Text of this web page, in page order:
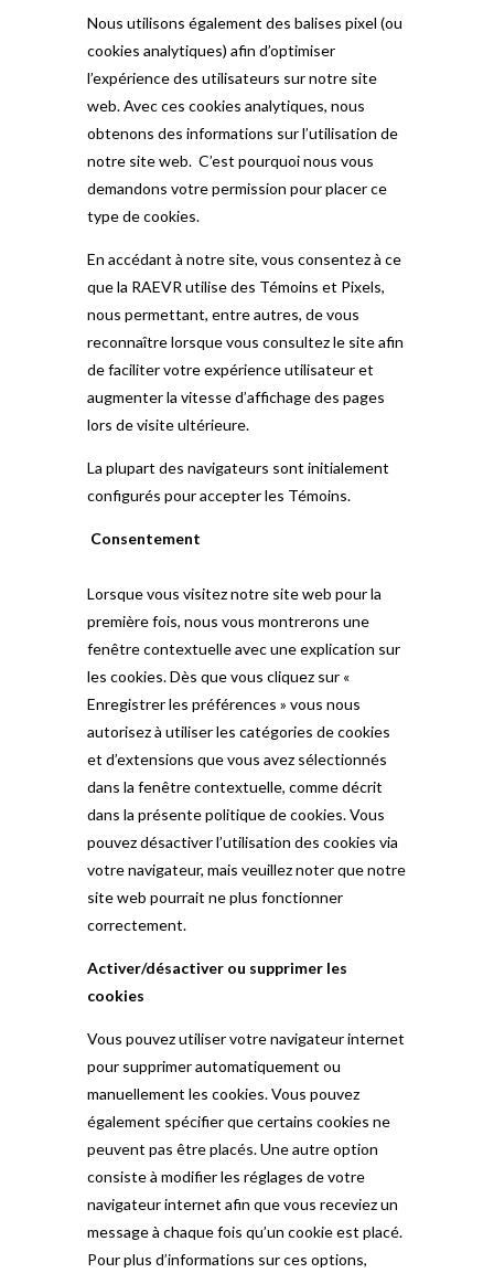
Nous utilisons également des balises pixel (ou
cookies analytiques) afin d’optimiser
l’expérience des utilisateurs sur notre site
web. Avec ces cookies analytiques, nous
obtenons des informations sur l’utilisation de
notre site web. C’est pourquoi nous vous
demandons votre permission pour placer ce
type de cookies.
En accédant à notre site, vous consentez à ce
que la RAEVR utilise des Témoins et Pixels,
nous permettant, entre autres, de vous
reconnaître lorsque vous consultez le site afin
de faciliter votre expérience utilisateur et
augmenter la vitesse d’affichage des pages
lors de visite ultérieure.
La plupart des navigateurs sont initialement
configurés pour accepter les Témoins.
Consentement
Lorsque vous visitez notre site web pour la
première fois, nous vous montrerons une
fenêtre contextuelle avec une explication sur
les cookies. Dès que vous cliquez sur «
Enregistrer les préférences » vous nous
autorisez à utiliser les catégories de cookies
et d’extensions que vous avez sélectionnés
dans la fenêtre contextuelle, comme décrit
dans la présente politique de cookies. Vous
pouvez désactiver l’utilisation des cookies via
votre navigateur, mais veuillez noter que notre
site web pourrait ne plus fonctionner
correctement.
Activer/désactiver ou supprimer les
cookies
Vous pouvez utiliser votre navigateur internet
pour supprimer automatiquement ou
manuellement les cookies. Vous pouvez
également spécifier que certains cookies ne
peuvent pas être placés. Une autre option
consiste à modifier les réglages de votre
navigateur internet afin que vous receviez un
message à chaque fois qu’un cookie est placé.
Pour plus d’informations sur ces options,